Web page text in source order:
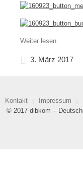
Weiter lesen
3. März 2017
Kontakt Impressum
© 2017 dibkom –